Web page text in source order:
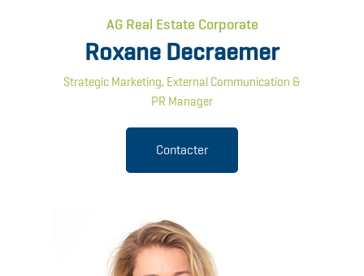
AG Real Estate Corporate
Roxane Decraemer
Strategic Marketing, External Communication &
PR Manager
Contacter